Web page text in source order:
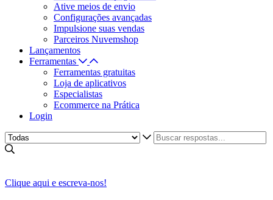
Ative meios de envio
Configurações avançadas
Impulsione suas vendas
Parceiros Nuvemshop
Lançamentos
Ferramentas
Ferramentas gratuitas
Loja de aplicativos
Especialistas
Ecommerce na Prática
Login
Clique aqui e escreva-nos!